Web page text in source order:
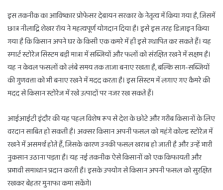
इस तकनीक का आविष्कार प्रोफेसर देबायन सरकार के नेतृत्व में किया गया है, जिसमें
छात्र नीलाद्रि शेखर रॉय ने महत्वपूर्ण योगदान दिया है। इसे इस तरह डिजाइन किया
गया है कि किसान अपने घर के किसी एक कमरे में ही इसे स्थापित कर सकते हैं। यह
स्मार्ट स्टोरेज सिस्टम बड़ी मात्रा में सब्जियों और फलों को संरक्षित रखने में सक्षम है।
यह न केवल फसलों को लंबे समय तक ताजा बनाए रखता है, बल्कि साग-सब्जियों
की गुणवत्ता को भी बनाए रखने में मदद करता है। इस सिस्टम में लगाए गए कैमरे की
मदद से किसान स्टोरेज में रखे उत्पादों पर नजर रख सकते हैं।
आईआईटी इंदौर की यह पहल विशेष रूप से देश के छोटे और गरीब किसानों के लिए
वरदान साबित हो सकती है। अक्सर किसान अपनी फसल को महंगे कोल्ड स्टोरेज में
रखने में असमर्थ होते हैं, जिसके कारण उनकी फसल खराब हो जाती है और उन्हें भारी
नुकसान उठाना पड़ता है। यह नई तकनीक ऐसे किसानों को एक किफायती और
प्रभावी समाधान प्रदान करती है। इसके उपयोग से किसान अपनी फसल को सुरक्षित
रखकर बेहतर मुनाफा कमा सकेंगे।